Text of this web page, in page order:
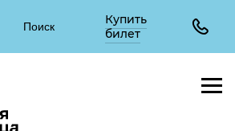
Купить
билет